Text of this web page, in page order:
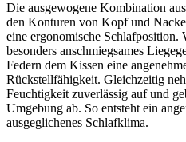
Die ausgewogene Kombination
den Konturen von Kopf und
eine ergonomische Schlafposition.
besonders anschmiegsames
Federn dem Kissen eine
Rückstellfähigkeit. Gleichzeitig
Feuchtigkeit zuverlässig auf und
Umgebung ab. So entsteht ein
ausgeglichenes Schlafklima.